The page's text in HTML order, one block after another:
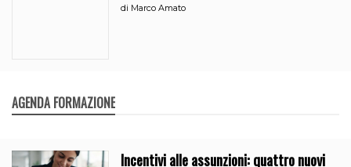
di Marco Amato
AGENDA FORMAZIONE
Incentivi alle assunzioni: quattro nuovi